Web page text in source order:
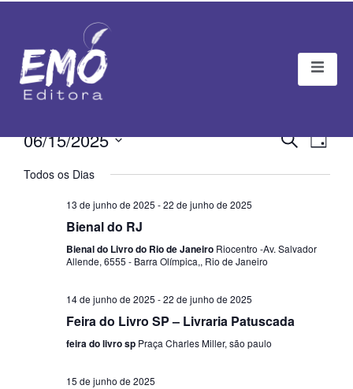
e
Procurar
Dia
06/15/2025
a
data.
Todos os Dias
13 de junho de 2025 -22 de junho de 2025
Bienal do RJ
Bienal do Livro do Rio de Janeiro Riocentro -Av. Salvador
Allende, 6555 - Barra Olímpica,, Rio de Janeiro
14 de junho de 2025 -22 de junho de 2025
Feira do Livro SP – Livraria Patuscada
feira do livro sp Praça Charles Miller, são paulo
15 de junho de 2025